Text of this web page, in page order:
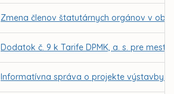
Zmena členov štatutárnych orgánov v
Dodatok č. 9 k Tarife DPMK, a. s. pre
Informatívna správa o projekte výstavby